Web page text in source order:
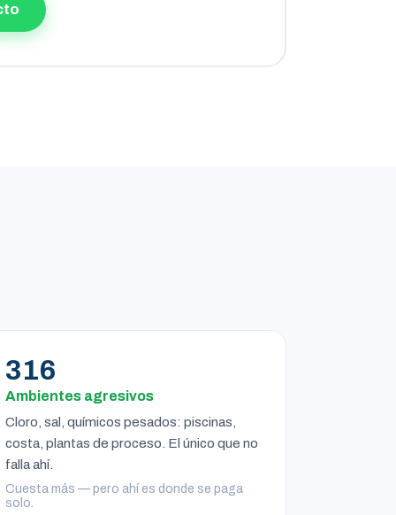
316
Ambientes agresivos
Cloro, sal, químicos pesados: piscinas,
costa, plantas de proceso. El único que no
falla ahí.
Cuesta más — pero ahí es donde se paga
solo.